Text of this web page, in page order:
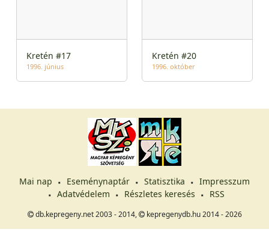
Kretén #17
1996. június
Kretén #20
1996. október
Mai nap Eseménynaptár Statisztika
Impresszum
Adatvédelem
Részletes keresés RSS
db.kepregeny.net 2003 - 2014, kepregenydb.hu 2014 - 2026